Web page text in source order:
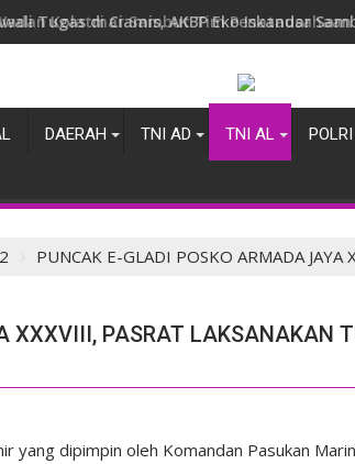
Kolatmar Sambut Tim
DAERAH TNI AD TNI AL POLRI
PUNCAK E-GLADI POSKO ARMADA
XXXVIII, PASRAT LAKSANAKAN
yang dipimpin oleh Komandan Pasukan